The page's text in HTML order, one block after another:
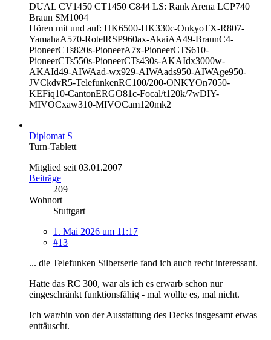
DUAL CV1450 CT1450 C844 LS: Rank Arena LCP740
Braun SM1004
Hören mit und auf: HK6500-HK330c-OnkyoTX-R807-
YamahaA570-RotelRSP960ax-AkaiAA49-BraunC4-
PioneerCTs820s-PioneerA7x-PioneerCTS610-
PioneerCTs550s-PioneerCTs430s-AKAIdx3000w-
AKAId49-AIWAad-wx929-AIWAads950-AIWAge950-
JVCkdvR5-TelefunkenRC100/200-ONKYOn7050-
KEFiq10-CantonERGO81c-Focal/t120k/7wDIY-
MIVOCxaw310-MIVOCam120mk2
Diplomat S
Turn-Tablett
Mitglied seit 03.01.2007
Beiträge
209
Wohnort
Stuttgart
1. Mai 2026 um 11:17
#13
... die Telefunken Silberserie fand ich auch recht interessant.
Hatte das RC 300, war als ich es erwarb schon nur
eingeschränkt funktionsfähig - mal wollte es, mal nicht.
Ich war/bin von der Ausstattung des Decks insgesamt etwas
enttäuscht.